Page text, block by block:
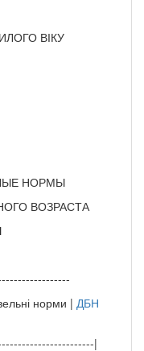
ВІКУ
НОРМЫ
ВОЗРАСТА
норми | ДБН
|